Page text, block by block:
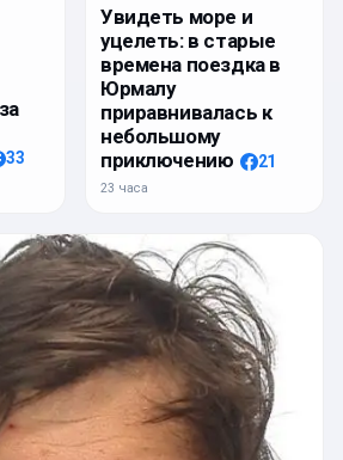
33
Увидеть море и
уцелеть: в старые
времена поездка в
Юрмалу
приравнивалась к
небольшому
приключению
21
23 часа